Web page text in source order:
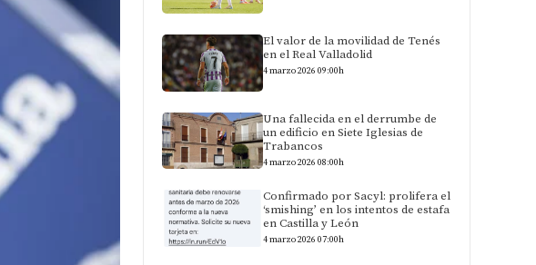
El valor de la movilidad de Tenés
en el Real Valladolid
4 marzo 2026 09:00h
Una fallecida en el derrumbe de
un edificio en Siete Iglesias de
Trabancos
4 marzo 2026 08:00h
Confirmado por Sacyl: prolifera el
‘smishing’ en los intentos de estafa
en Castilla y León
4 marzo 2026 07:00h